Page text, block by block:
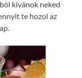
kívánok neked
te hozol az